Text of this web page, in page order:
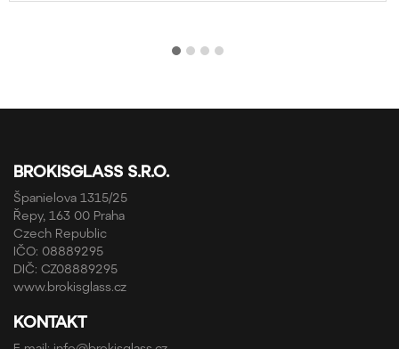
BROKISGLASS S.R.O.
Španielova 1315/25
Řepy, 163 00 Praha
Czech Republic
IČO: 08889295
DIČ: CZ08889295
www.brokisglass.cz
KONTAKT